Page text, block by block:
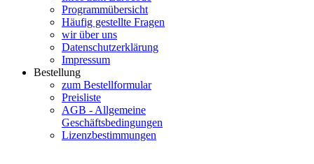
Programmübersicht
Häufig gestellte Fragen
wir über uns
Datenschutzerklärung
Impressum
Bestellung
zum Bestellformular
Preisliste
AGB - Allgemeine
Geschäftsbedingungen
Lizenzbestimmungen